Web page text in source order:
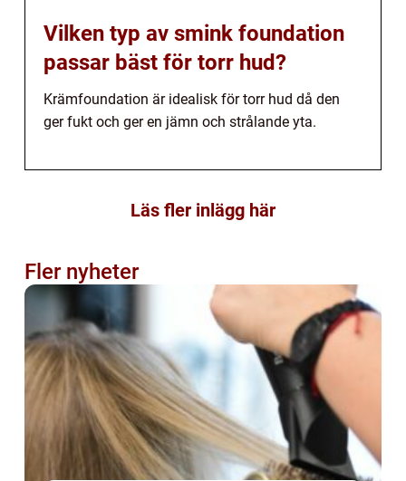
Vilken typ av smink foundation
passar bäst för torr hud?
Krämfoundation är idealisk för torr hud då den
ger fukt och ger en jämn och strålande yta.
Läs fler inlägg här
Fler nyheter